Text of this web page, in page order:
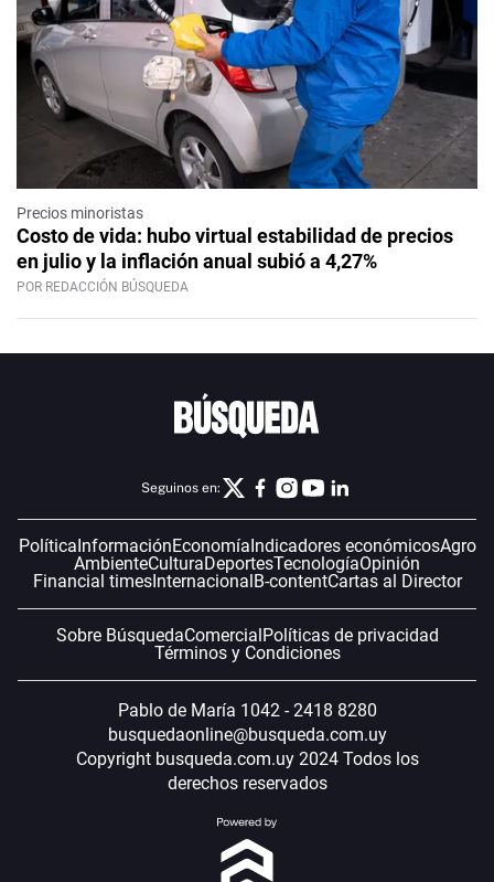
Precios minoristas
Costo de vida: hubo virtual estabilidad de precios
en julio y la inflación anual subió a 4,27%
POR REDACCIÓN BÚSQUEDA
Seguinos en:
PolíticaInformaciónEconomíaIndicadores económicosAgro
AmbienteCulturaDeportesTecnologíaOpinión
Financial timesInternacionalB-contentCartas al Director
Sobre BúsquedaComercialPolíticas de privacidad
Términos y Condiciones
Pablo de María 1042 - 2418 8280
busquedaonline@busqueda.com.uy
Copyright busqueda.com.uy 2024 Todos los
derechos reservados